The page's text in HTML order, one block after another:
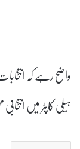
واضح رہے کہ
ہیلی کاپٹر میں